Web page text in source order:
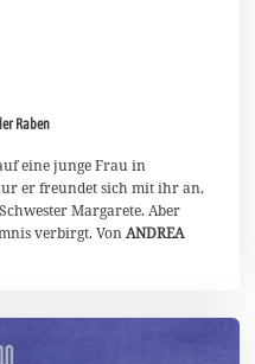
Raben
eine junge Frau in
er freundet sich mit ihr an,
Margarete. Aber
verbirgt. Von ANDREA